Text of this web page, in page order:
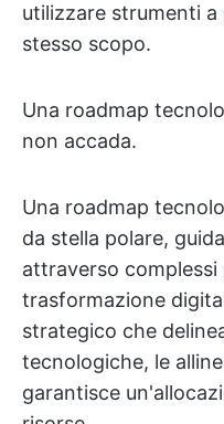
utilizzare strumenti
stesso scopo.
Una roadmap
non accada.
Una roadmap
da stella polare,
attraverso
trasformazione
strategico che
tecnologiche, le
garantisce